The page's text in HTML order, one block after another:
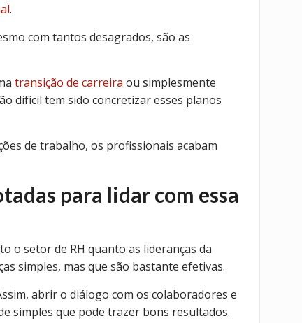
.
com tantos desagrados, são as
transição de carreira ou simplesmente
difícil tem sido concretizar esses planos
de trabalho, os profissionais acabam
para lidar com essa
o setor de RH quanto as lideranças da
simples, mas que são bastante efetivas.
abrir o diálogo com os colaboradores e
simples que pode trazer bons resultados.